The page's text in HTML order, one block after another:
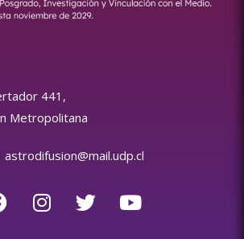
441,
Metropolitana
astrodifusion@mail.udp.cl